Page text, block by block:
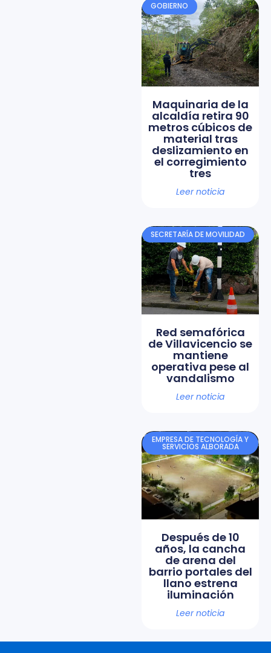
GOBIERNO
Maquinaria de la
alcaldía retira 90
metros cúbicos de
material tras
deslizamiento en
el corregimiento
tres
Leer noticia
SECRETARÍA DE MOVILIDAD
Red semafórica
de Villavicencio se
mantiene
operativa pese al
vandalismo
Leer noticia
EMPRESA DE TECNOLOGÍA Y
SERVICIOS ALBORADA
Después de 10
años, la cancha
de arena del
barrio portales del
llano estrena
iluminación
Leer noticia